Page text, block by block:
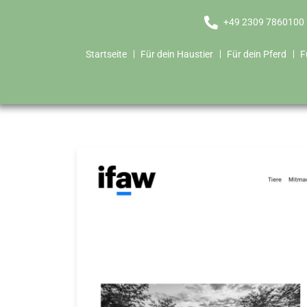
+49 2309 7860100
Startseite Für dein Haustier Für dein Pferd